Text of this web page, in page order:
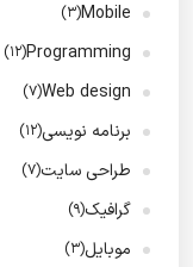
Mobile
(3)
Programming
(12)
Web design
(7)
برنامه نویسی(12)
طراحی سایت(7)
گرافیک(9)
موبایل(3)